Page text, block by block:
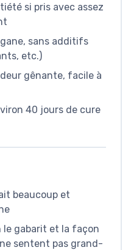
si pris avec assez
sans additifs
etc.)
gênante, facile à
40 jours de cure
beaucoup et
le gabarit et la façon
sentent pas grand-